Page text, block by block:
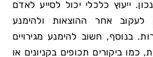
ייעוץ כלכלי יכול לסייע לאדם
לעקוב אחר ההוצאות ולהימנע
בנוסף, חשוב להימנע מגירויים
כמו ביקורים תכופים בקניונים או